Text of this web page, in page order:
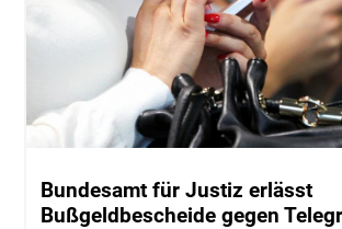
Bundesamt für Justiz erlässt
Bußgeldbescheide gegen